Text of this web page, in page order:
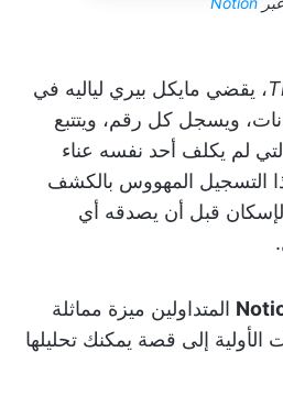
، يقضي مايكل بيري لياليه في
ويسجل كل رقم، ويتتبع
لم يكلف أحد نفسه عناء
التسجيل المهووس بالكشف
قبل أن يصدقه أي
المتداولين ميزة مماثلة
الأولية إلى قصة يمكنك تحليلها